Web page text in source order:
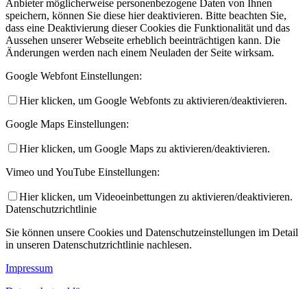
Anbieter möglicherweise personenbezogene Daten von Ihnen
speichern, können Sie diese hier deaktivieren. Bitte beachten Sie,
dass eine Deaktivierung dieser Cookies die Funktionalität und das
Aussehen unserer Webseite erheblich beeinträchtigen kann. Die
Änderungen werden nach einem Neuladen der Seite wirksam.
Google Webfont Einstellungen:
Hier klicken, um Google Webfonts zu aktivieren/deaktivieren.
Google Maps Einstellungen:
Hier klicken, um Google Maps zu aktivieren/deaktivieren.
Vimeo und YouTube Einstellungen:
Hier klicken, um Videoeinbettungen zu aktivieren/deaktivieren.
Datenschutzrichtlinie
Sie können unsere Cookies und Datenschutzeinstellungen im Detail
in unseren Datenschutzrichtlinie nachlesen.
Impressum